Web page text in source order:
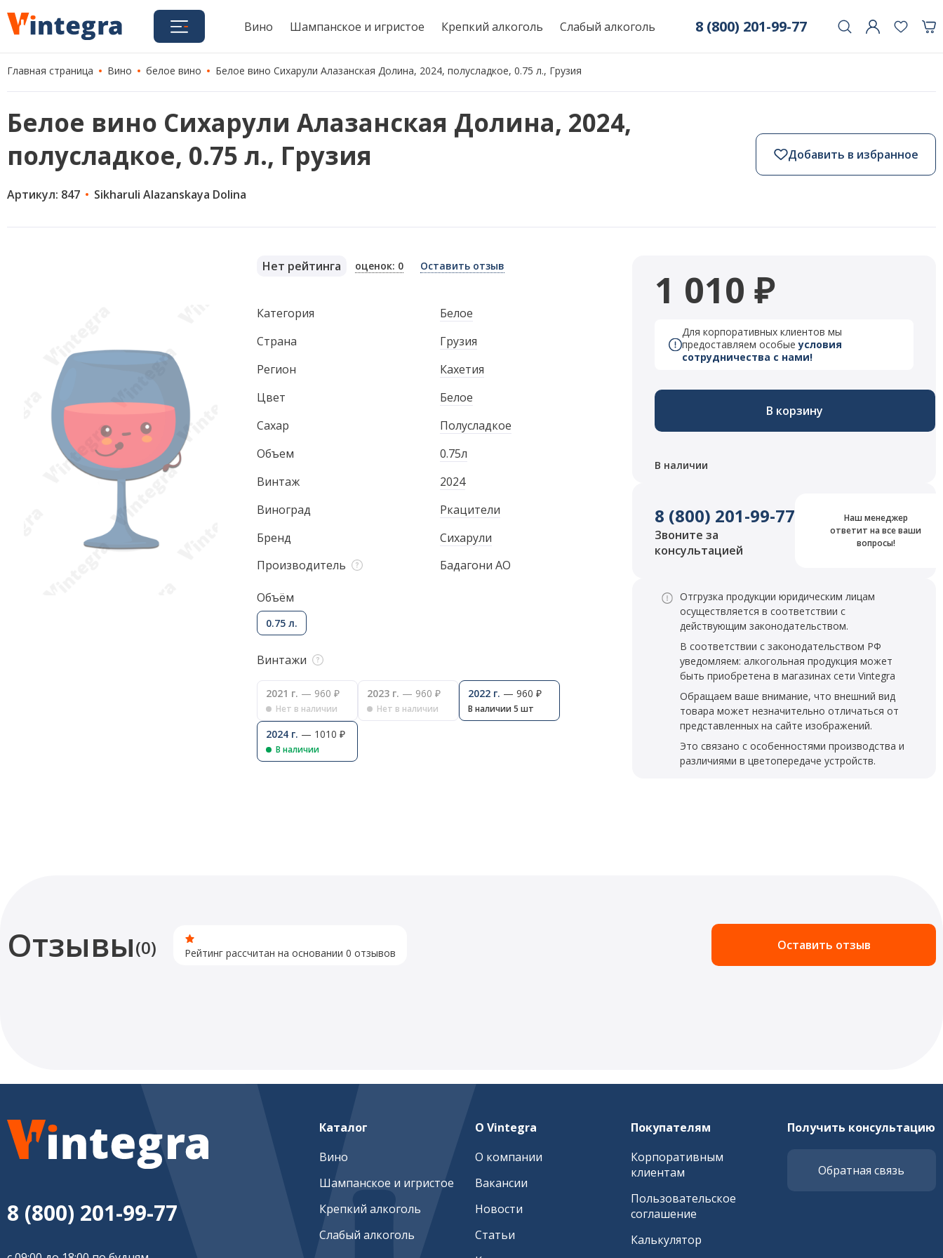
Вино Шампанское и игристое Крепкий алкоголь Слабый алкоголь 8 (800) 201-99-77
Главная страница Вино белое вино Белое вино Сихарули Алазанская Долина, 2024, полусладкое, 0.75 л., Грузия
Белое вино Сихарули Алазанская Долина, 2024,
полусладкое, 0.75 л., Грузия
Артикул: 847 Sikharuli Alazanskaya Dolina
Добавить в избранное
Нет рейтинга оценок: 0 Оставить отзыв
Категория
Белое
Страна
Грузия
Регион
Кахетия
Цвет
Белое
Сахар
Полусладкое
Объем
0.75л
Винтаж
2024
Виноград
Ркацители
Бренд
Сихарули
Производитель
Бадагони АО
Объём
0.75 л.
Винтажи
2021 г. — 960 ₽
Нет в наличии
2023 г. — 960 ₽
Нет в наличии
2022 г. — 960 ₽
В наличии 5 шт
2024 г. — 1010 ₽
В наличии
1 010 ₽
Для корпоративных клиентов мы
предоставляем особыеусловия
сотрудничества с нами!
В корзину
В наличии
8 (800) 201-99-77
Звоните за
консультацией
Наш менеджер
ответит на все ваши
вопросы!
Отгрузка продукции юридическим лицам
осуществляется в соответствии с
действующим законодательством.
В соответствии с законодательством РФ
уведомляем: алкогольная продукция может
быть приобретена в магазинах сети Vintegra
Обращаем ваше внимание, что внешний вид
товара может незначительно отличаться от
представленных на сайте изображений.
Это связано с особенностями производства и
различиями в цветопередаче устройств.
Отзывы(0) Рейтинг рассчитан на основании 0 отзывов Оставить отзыв
8 (800) 201-99-77
Каталог
Вино
Шампанское и игристое
Крепкий алкоголь
Слабый алкоголь
О Vintegra
О компании
Вакансии
Новости
Статьи
Покупателям
Корпоративным
клиентам
Пользовательское
соглашение
Калькулятор
Получить консультацию
Обратная связь